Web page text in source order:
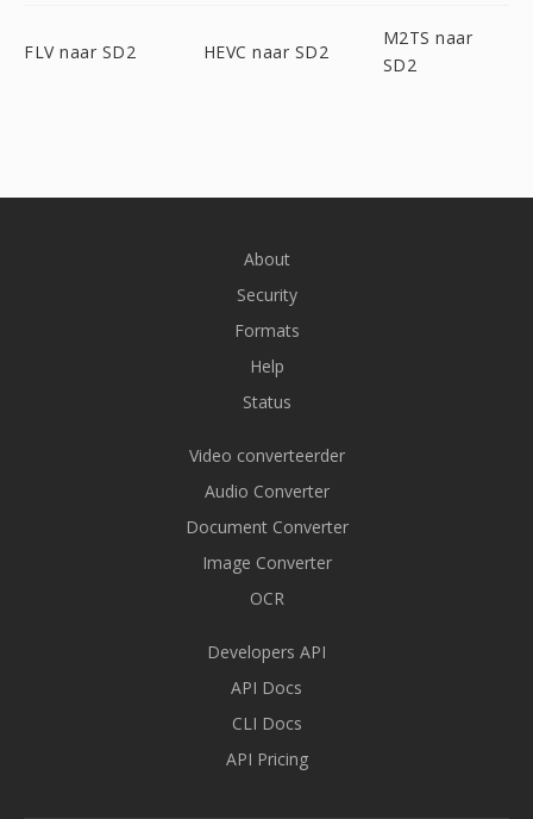
FLV naar SD2 HEVC naar SD2
M2TS naar
SD2
About
Security
Formats
Help
Status
Video converteerder
Audio Converter
Document Converter
Image Converter
OCR
Developers API
API Docs
CLI Docs
API Pricing